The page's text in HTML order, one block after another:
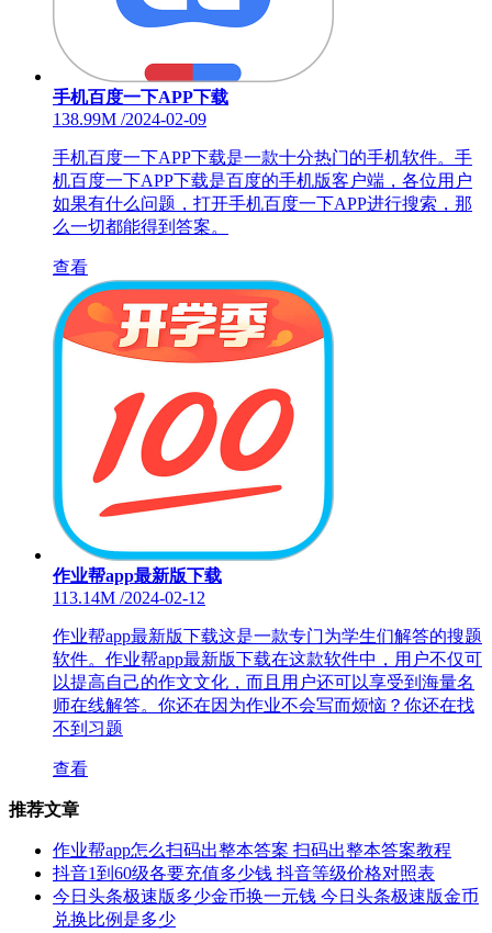
手机百度一下APP下载
138.99M /2024-02-09
手机百度一下APP下载是一款十分热门的手机软件。手
机百度一下APP下载是百度的手机版客户端，各位用户
如果有什么问题，打开手机百度一下APP进行搜索，那
么一切都能得到答案。
查看
作业帮app最新版下载
113.14M /2024-02-12
作业帮app最新版下载这是一款专门为学生们解答的搜题
软件。作业帮app最新版下载在这款软件中，用户不仅可
以提高自己的作文文化，而且用户还可以享受到海量名
师在线解答。你还在因为作业不会写而烦恼？你还在找
不到习题
查看
推荐文章
作业帮app怎么扫码出整本答案 扫码出整本答案教程
抖音1到60级各要充值多少钱 抖音等级价格对照表
今日头条极速版多少金币换一元钱 今日头条极速版金币
兑换比例是多少